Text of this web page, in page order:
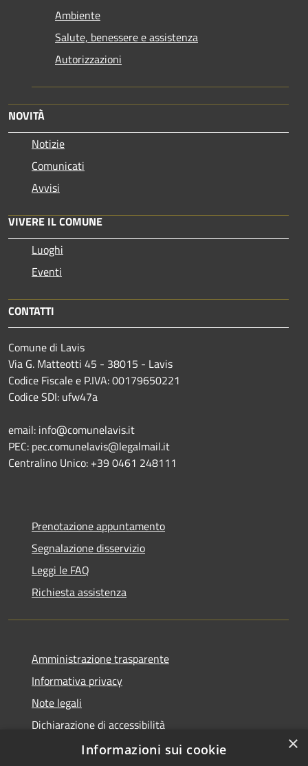
Ambiente
Salute, benessere e assistenza
Autorizzazioni
NOVITÀ
Notizie
Comunicati
Avvisi
VIVERE IL COMUNE
Luoghi
Eventi
CONTATTI
Comune di Lavis
Via G. Matteotti 45 - 38015 - Lavis
Codice Fiscale e P.IVA: 00179650221
Codice SDI: ufw47a
email: info@comunelavis.it
PEC: pec.comunelavis@legalmail.it
Centralino Unico: +39 0461 248111
Prenotazione appuntamento
Segnalazione disservizio
Leggi le FAQ
Richiesta assistenza
Amministrazione trasparente
Informativa privacy
Note legali
Dichiarazione di accessibilità
Informative Privacy
×
Informazioni sui cookie